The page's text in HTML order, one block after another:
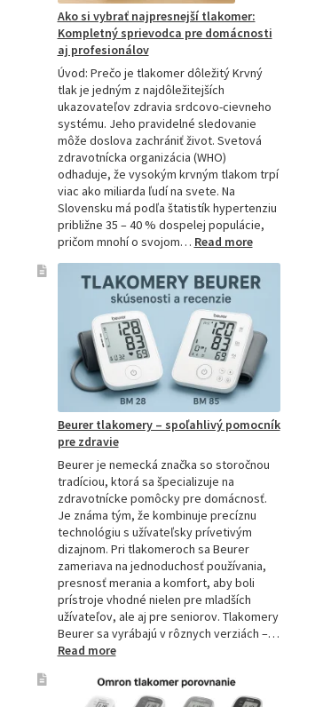
Ako si vybrať najpresnejší tlakomer:
Kompletný sprievodca pre domácnosti
aj profesionálov
Úvod: Prečo je tlakomer dôležitý Krvný
tlak je jedným z najdôležitejších
ukazovateľov zdravia srdcovo-cievneho
systému. Jeho pravidelné sledovanie
môže doslova zachrániť život. Svetová
zdravotnícka organizácia (WHO)
odhaduje, že vysokým krvným tlakom trpí
viac ako miliarda ľudí na svete. Na
Slovensku má podľa štatistík hypertenziu
približne 35 – 40 % dospelej populácie,
pričom mnohí o svojom… Read more:
si
vybrať
tlakomer:
Kompletný
sprievodca
pre
domácnosti
aj
profesionálov
Beurer tlakomery – spoľahlivý pomocník
pre zdravie
Beurer je nemecká značka so storočnou
tradíciou, ktorá sa špecializuje na
zdravotnícke pomôcky pre domácnosť.
Je známa tým, že kombinuje precíznu
technológiu s užívateľsky prívetivým
dizajnom. Pri tlakomeroch sa Beurer
zameriava na jednoduchosť používania,
presnosť merania a komfort, aby boli
prístroje vhodné nielen pre mladších
užívateľov, ale aj pre seniorov. Tlakomery
Beurer sa vyrábajú v rôznych verziách –…
Read more:
tlakomery